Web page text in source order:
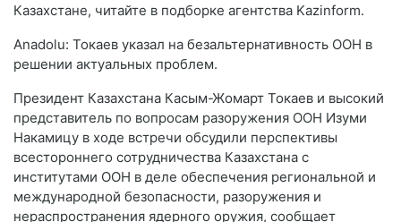
Казахстане, читайте в подборке агентства Kazinform.
Anadolu: Токаев указал на безальтернативность ООН в
решении актуальных проблем.
Президент Казахстана Касым-Жомарт Токаев и высокий
представитель по вопросам разоружения ООН Изуми
Накамицу в ходе встречи обсудили перспективы
всестороннего сотрудничества Казахстана с
институтами ООН в деле обеспечения региональной и
международной безопасности, разоружения и
нераспространения ядерного оружия, сообщает